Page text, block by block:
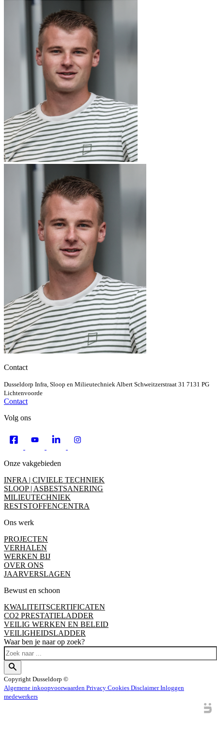
Contact
Dusseldorp Infra, Sloop en MilieutechniekAlbert Schweitzerstraat 31 7131 PG
Lichtenvoorde
Contact
Volg ons
Onze vakgebieden
INFRA | CIVIELE TECHNIEK
SLOOP | ASBESTSANERING
MILIEUTECHNIEK
RESTSTOFFENCENTRA
Ons werk
PROJECTEN
VERHALEN
WERKEN BIJ
OVER ONS
JAARVERSLAGEN
Bewust en schoon
KWALITEITSCERTIFICATEN
CO2 PRESTATIELADDER
VEILIG WERKEN EN BELEID
VEILIGHEIDSLADDER
Waar ben je naar op zoek?
Copyright Dusseldorp ©
Algemene inkoopvoorwaarden Privacy Cookies DisclaimerInloggen
medewerkers